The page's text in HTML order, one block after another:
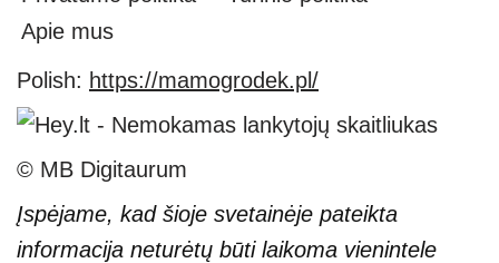
Apie mus
Polish: https://mamogrodek.pl/
© MB Digitaurum
Įspėjame, kad šioje svetainėje pateikta
informacija neturėtų būti laikoma vienintele